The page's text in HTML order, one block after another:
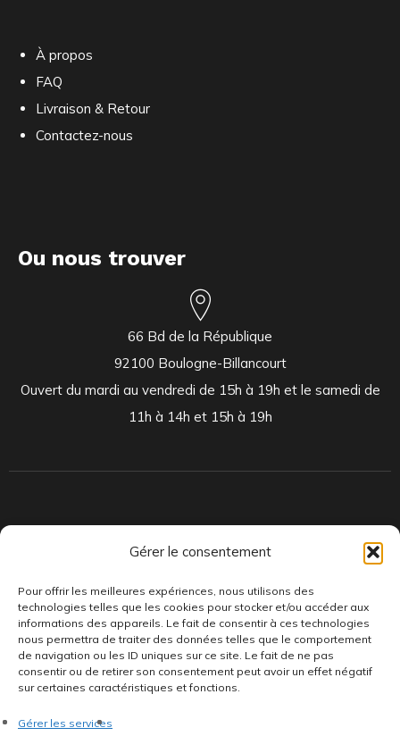
Gérer le consentement
Pour offrir les meilleures expériences, nous utilisons des
technologies telles que les cookies pour stocker et/ou accéder aux
informations des appareils. Le fait de consentir à ces technologies
nous permettra de traiter des données telles que le comportement
de navigation ou les ID uniques sur ce site. Le fait de ne pas
consentir ou de retirer son consentement peut avoir un effet négatif
sur certaines caractéristiques et fonctions.
Gérer les services
À propos
FAQ
Livraison & Retour
Contactez-nous
Ou nous trouver
66 Bd de la République
92100 Boulogne-Billancourt
Ouvert du mardi au vendredi de 15h à 19h et le samedi de
11h à 14h et 15h à 19h
toujours des pépites musicales, dont des vinyles rares et exclusifs.
confidentialité